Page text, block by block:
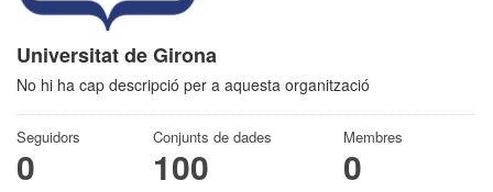
Universitat de Girona
No hi ha cap descripció per a aquesta organització
Seguidors
0
Conjunts de dades
100
Membres
0